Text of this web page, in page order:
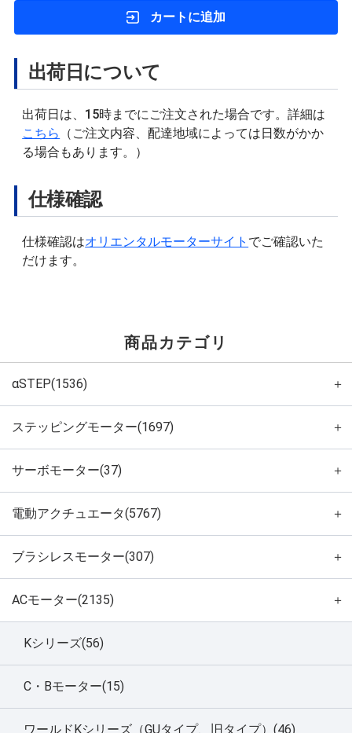
カートに追加
出荷日について
出荷日は、15時までにご注文された場合です。詳細は
こちら
（ご注文内容、配達地域によっては日数がかか
る場合もあります。）
仕様確認
仕様確認はオリエンタルモーターサイト でご確認いた
だけます。
商品カテゴリ
αSTEP(1536) ＋
ステッピングモーター(1697) ＋
サーボモーター(37) ＋
電動アクチュエータ(5767) ＋
ブラシレスモーター(307) ＋
ACモーター(2135) ＋
Kシリーズ(56)
C・Bモーター(15)
ワールドKシリーズ（GUタイプ、旧タイプ）(46)